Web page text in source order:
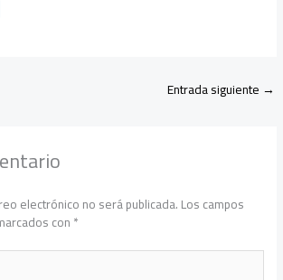
Entrada siguiente →
electrónico no será publicada.Los campos
con*